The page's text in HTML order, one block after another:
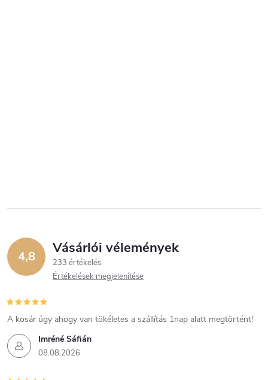
4,8 Vásárlói vélemények
233 értékelés
Értékelések megjelenítése
Imréné Sáfián
08.08.2026
A kosár úgy ahogy van tökéletes a szállítás 1nap alatt megtörtént!